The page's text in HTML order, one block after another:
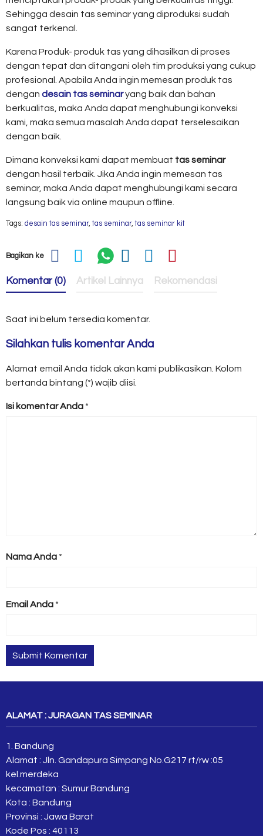
Sehingga desain tas seminar yang diproduksi sudah
sangat terkenal.
Karena Produk- produk tas yang dihasilkan di proses
dengan tepat dan ditangani oleh tim produksi yang cukup
profesional. Apabila Anda ingin memesan produk tas
dengan desain tas seminaryang baik dan bahan
berkualitas, maka Anda dapat menghubungi konveksi
kami, maka semua masalah Anda dapat terselesaikan
dengan baik.
Dimana konveksi kami dapat membuat tas seminar
dengan hasil terbaik. Jika Anda ingin memesan tas
seminar, maka Anda dapat menghubungi kami secara
langsung baik via online maupun offline.
Tags: desain tas seminar,tas seminar,tas seminar kit
Bagikan ke
Komentar (0) Artikel Lainnya Rekomendasi
Saat ini belum tersedia komentar.
Silahkan tulis komentar Anda
Alamat email Anda tidak akan kami publikasikan. Kolom
bertanda bintang (*) wajib diisi.
Isi komentar Anda *
Nama Anda *
Email Anda *
ALAMAT : JURAGAN TAS SEMINAR
1. Bandung
Alamat : Jln. Gandapura Simpang No.G217 rt/rw :05
kel.merdeka
kecamatan : Sumur Bandung
Kota : Bandung
Provinsi : Jawa Barat
Kode Pos : 40113